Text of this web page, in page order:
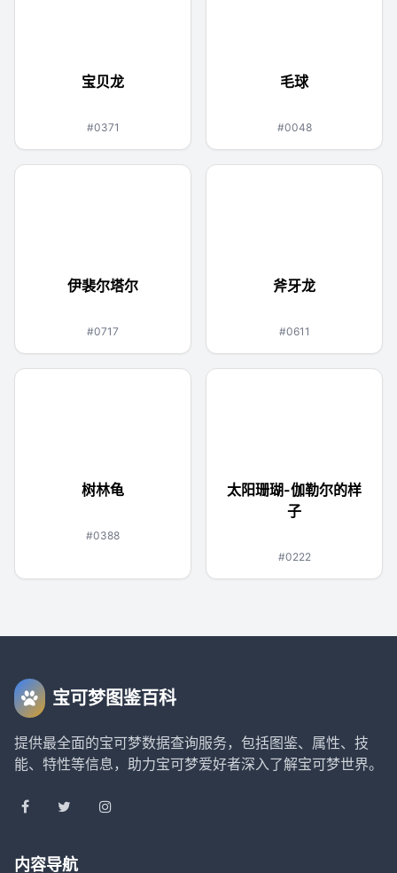
宝贝龙
#0371
毛球
#0048
伊裴尔塔尔
#0717
斧牙龙
#0611
树林龟
#0388
太阳珊瑚-伽勒尔的样
子
#0222
宝可梦图鉴百科
提供最全面的宝可梦数据查询服务，包括图鉴、属性、技
能、特性等信息，助力宝可梦爱好者深入了解宝可梦世界。
内容导航